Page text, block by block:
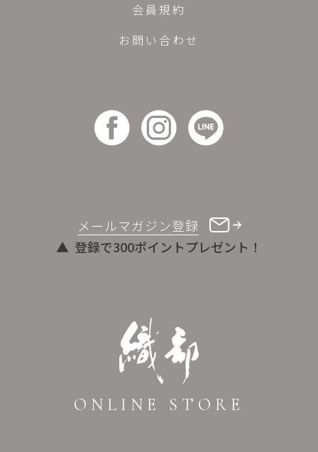
ONLINE STORE
メールマガジン登録
登録で300ポイントプレゼント！
会員規約
お問い合わせ